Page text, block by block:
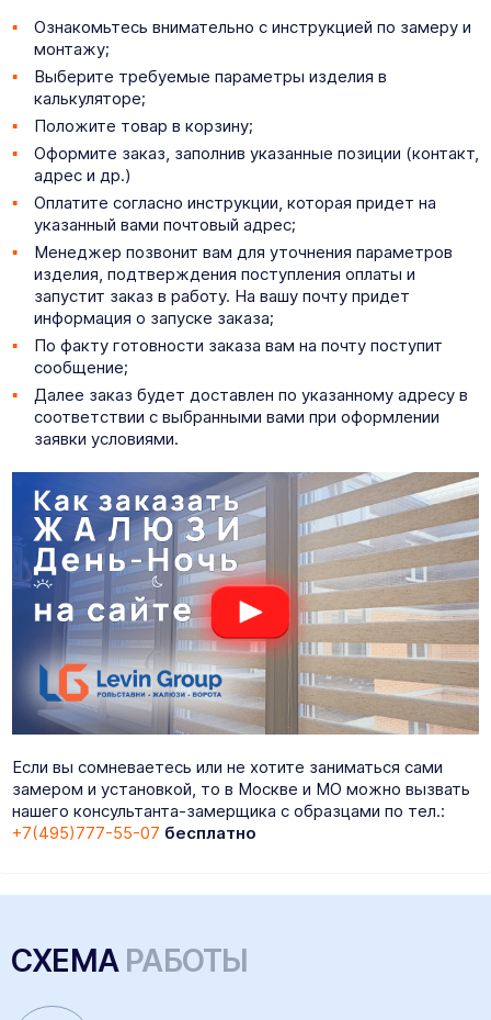
Ознакомьтесь внимательно с инструкцией по замеру и
монтажу;
Выберите требуемые параметры изделия в
калькуляторе;
Положите товар в корзину;
Оформите заказ, заполнив указанные позиции (контакт,
адрес и др.)
Оплатите согласно инструкции, которая придет на
указанный вами почтовый адрес;
Менеджер позвонит вам для уточнения параметров
изделия, подтверждения поступления оплаты и
запустит заказ в работу. На вашу почту придет
информация о запуске заказа;
По факту готовности заказа вам на почту поступит
сообщение;
Далее заказ будет доставлен по указанному адресу в
соответствии с выбранными вами при оформлении
заявки условиями.
Если вы сомневаетесь или не хотите заниматься сами
замером и установкой, то в Москве и МО можно вызвать
нашего консультанта-замерщика с образцами по тел.:
+7(495)777-55-07 бесплатно
СХЕМАРАБОТЫ